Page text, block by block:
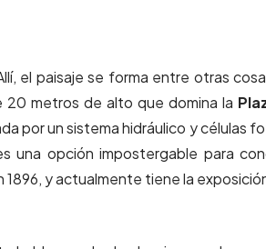
el paisaje se forma entre otras
20 metros de alto que domina la
por un sistema hidráulico y células
una opción impostergable para
y actualmente tiene la